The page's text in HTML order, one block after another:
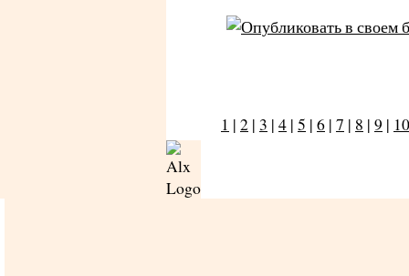
1 | 2 | 3 | 4 | 5 | 6 | 7 | 8 | 9 | 10